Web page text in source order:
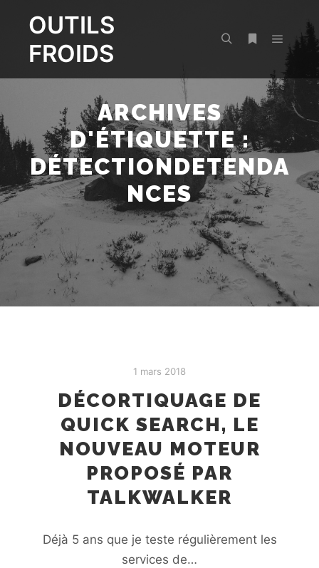
OUTILS
FROIDS
Plus d’infos
Menu
ARCHIVES
D'ÉTIQUETTE :
DÉTECTIONDETENDA
NCES
1 mars 2018
DÉCORTIQUAGE DE
QUICK SEARCH, LE
NOUVEAU MOTEUR
PROPOSÉ PAR
TALKWALKER
Déjà 5 ans que je teste régulièrement les
services de…